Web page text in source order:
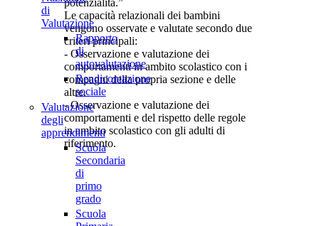
Le capacità relazionali dei bambini
vengono osservate e valutate secondo due
criteri principali:
- Osservazione e valutazione dei
comportamenti in ambito scolastico con i
compagni della propria sezione e delle
altre.
- Osservazione e valutazione dei
comportamenti e del rispetto delle regole
in ambito scolastico con gli adulti di
riferimento.
di
Valutazione
Rapporto
di
autovalutazione
Rendicontazione
sociale
Valutazione
degli
apprendimenti
Scuola
Secondaria
di
primo
grado
Scuola